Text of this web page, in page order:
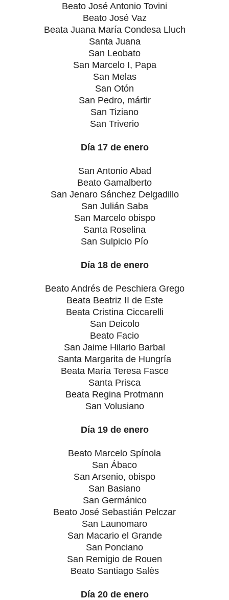
Beato José Antonio Tovini
Beato José Vaz
Beata Juana María Condesa Lluch
Santa Juana
San Leobato
San Marcelo I, Papa
San Melas
San Otón
San Pedro, mártir
San Tiziano
San Triverio
Día 17 de enero
San Antonio Abad
Beato Gamalberto
San Jenaro Sánchez Delgadillo
San Julián Saba
San Marcelo obispo
Santa Roselina
San Sulpicio Pío
Día 18 de enero
Beato Andrés de Peschiera Grego
Beata Beatriz II de Este
Beata Cristina Ciccarelli
San Deicolo
Beato Facio
San Jaime Hilario Barbal
Santa Margarita de Hungría
Beata María Teresa Fasce
Santa Prisca
Beata Regina Protmann
San Volusiano
Día 19 de enero
Beato Marcelo Spínola
San Ábaco
San Arsenio, obispo
San Basiano
San Germánico
Beato José Sebastián Pelczar
San Launomaro
San Macario el Grande
San Ponciano
San Remigio de Rouen
Beato Santiago Salès
Día 20 de enero